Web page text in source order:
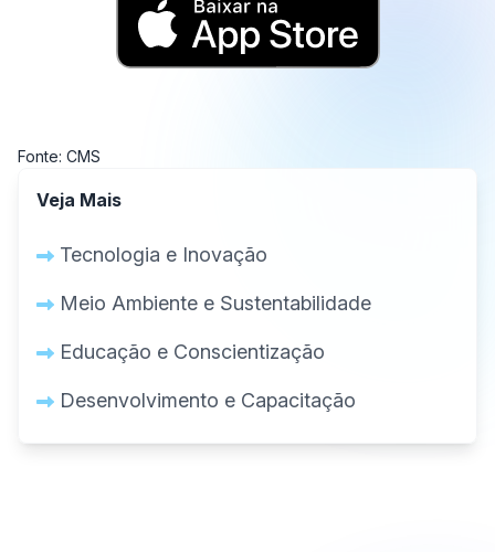
Fonte: CMS
Veja Mais
Tecnologia e Inovação
Meio Ambiente e Sustentabilidade
Educação e Conscientização
Desenvolvimento e Capacitação